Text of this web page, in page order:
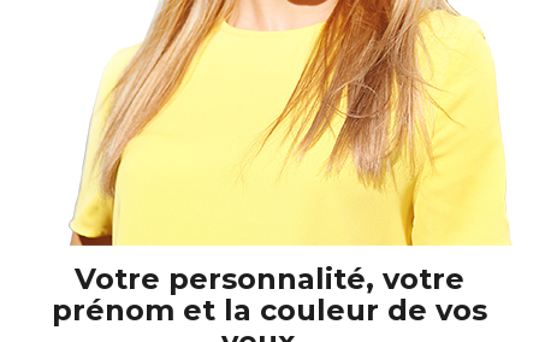
Votre personnalité, votre
prénom et la couleur de vos